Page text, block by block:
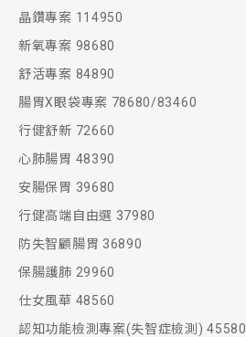
晶鑽專案 114950
新氧專案 98680
舒活專案 84890
腸胃X眼袋專案 78680/83460
行健舒新 72660
心肺腸胃 48390
安腸保胃 39680
行健高端自由選 37980
防失智顧腸胃 36890
保腸護肺 29960
仕女風華 48560
認知功能檢測專案(失智症檢測) 45580